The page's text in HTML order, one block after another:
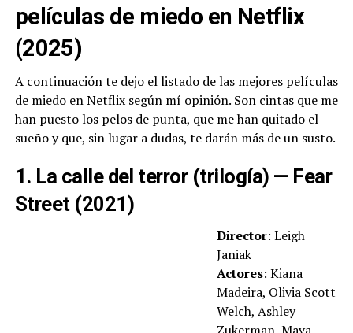
películas de miedo en Netflix
(2025)
A continuación te dejo el listado de las mejores películas
de miedo en Netflix según mí opinión. Son cintas que me
han puesto los pelos de punta, que me han quitado el
sueño y que, sin lugar a dudas, te darán más de un susto.
1. La calle del terror (trilogía) — Fear
Street (2021)
Director: Leigh
Janiak
Actores: Kiana
Madeira, Olivia Scott
Welch, Ashley